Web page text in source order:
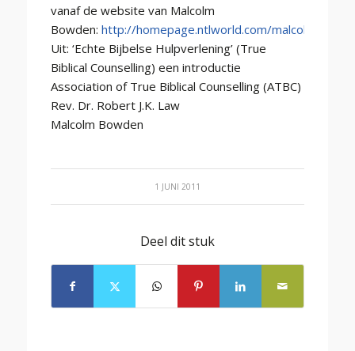
vanaf de website van Malcolm
Bowden: http://homepage.ntlworld.com/
Uit: ‘Echte Bijbelse Hulpverlening’ (True
Biblical Counselling) een introductie
Association of True Biblical Counselling (ATBC)
Rev. Dr. Robert J.K. Law
Malcolm Bowden
1 JUNI 2011
Deel dit stuk